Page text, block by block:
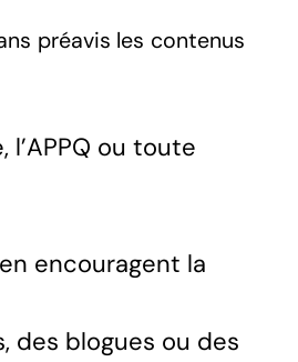
préavis les contenus
ou toute
encouragent la
des blogues ou des